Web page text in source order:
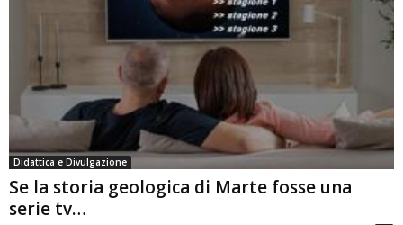
Didattica e Divulgazione
Se la storia geologica di Marte fosse una
serie tv…